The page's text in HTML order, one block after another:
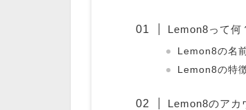
Lemon8って何
Lemon8の名
Lemon8の特
Lemon8のアカ